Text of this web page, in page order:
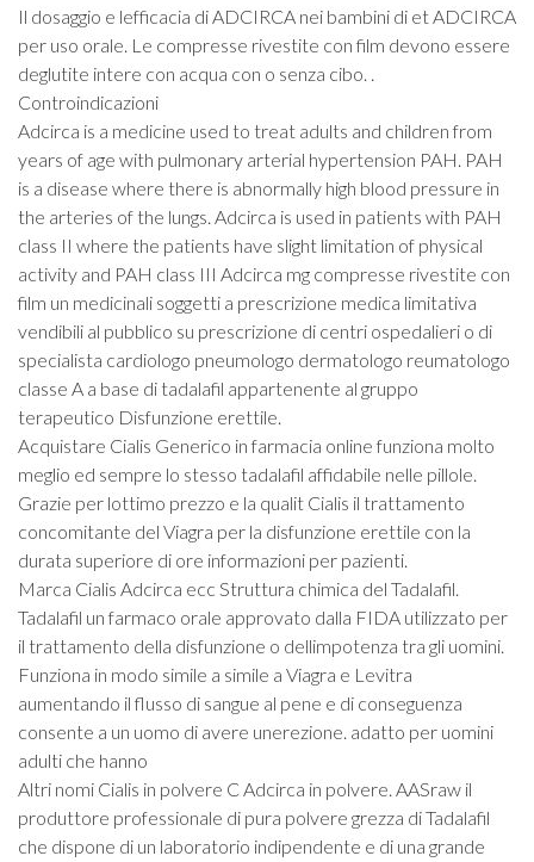
Il dosaggio e lefficacia di ADCIRCA nei bambini di et ADCIRCA
per uso orale. Le compresse rivestite con film devono essere
deglutite intere con acqua con o senza cibo. .
Controindicazioni
Adcirca is a medicine used to treat adults and children from
years of age with pulmonary arterial hypertension PAH. PAH
is a disease where there is abnormally high blood pressure in
the arteries of the lungs. Adcirca is used in patients with PAH
class II where the patients have slight limitation of physical
activity and PAH class III Adcirca mg compresse rivestite con
film un medicinali soggetti a prescrizione medica limitativa
vendibili al pubblico su prescrizione di centri ospedalieri o di
specialista cardiologo pneumologo dermatologo reumatologo
classe A a base di tadalafil appartenente al gruppo
terapeutico Disfunzione erettile.
Acquistare Cialis Generico in farmacia online funziona molto
meglio ed sempre lo stesso tadalafil affidabile nelle pillole.
Grazie per lottimo prezzo e la qualit Cialis il trattamento
concomitante del Viagra per la disfunzione erettile con la
durata superiore di ore informazioni per pazienti.
Marca Cialis Adcirca ecc Struttura chimica del Tadalafil.
Tadalafil un farmaco orale approvato dalla FIDA utilizzato per
il trattamento della disfunzione o dellimpotenza tra gli uomini.
Funziona in modo simile a simile a Viagra e Levitra
aumentando il flusso di sangue al pene e di conseguenza
consente a un uomo di avere unerezione. adatto per uomini
adulti che hanno
Altri nomi Cialis in polvere C Adcirca in polvere. AASraw il
produttore professionale di pura polvere grezza di Tadalafil
che dispone di un laboratorio indipendente e di una grande